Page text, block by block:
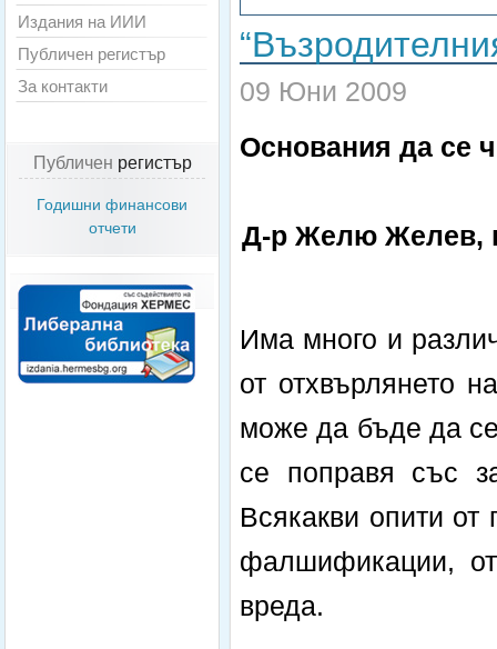
09 Юни 2009
Основания да се
Д-р Желю Желев,
Има много и
от отхвърлянето
може да бъде да
се поправя със
Всякакви опити от
фалшификации,
вреда.
Издания на ИИИ
Публичен регистър
За контакти
Публичен регистър
Годишни финансови
отчети